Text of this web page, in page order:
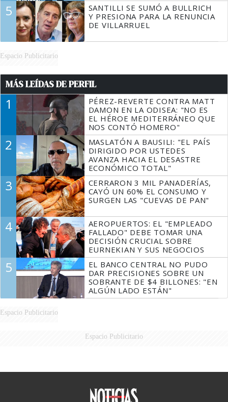
5
SANTILLI SE SUMÓ A BULLRICH
Y PRESIONA PARA LA RENUNCIA
DE VILLARRUEL
Espacio Publicitario
MÁS LEÍDAS DE PERFIL
1
PÉREZ-REVERTE CONTRA MATT
DAMON EN LA ODISEA: "NO ES
EL HÉROE MEDITERRÁNEO QUE
NOS CONTÓ HOMERO"
2
MASLATÓN A BAUSILI: "EL PAÍS
DIRIGIDO POR USTEDES
AVANZA HACIA EL DESASTRE
ECONÓMICO TOTAL"
3
CERRARON 3 MIL PANADERÍAS,
CAYÓ UN 60% EL CONSUMO Y
SURGEN LAS "CUEVAS DE PAN"
4
AEROPUERTOS: EL "EMPLEADO
FALLADO" DEBE TOMAR UNA
DECISIÓN CRUCIAL SOBRE
EURNEKIAN Y SUS NEGOCIOS
5
EL BANCO CENTRAL NO PUDO
DAR PRECISIONES SOBRE UN
SOBRANTE DE $4 BILLONES: "EN
ALGÚN LADO ESTÁN"
Espacio Publicitario
Espacio Publicitario